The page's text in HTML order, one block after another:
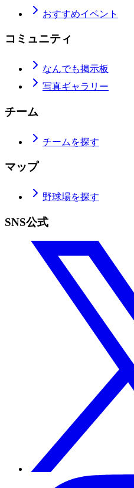
おすすめイベント
コミュニティ
なんでも掲示板
写真ギャラリー
チーム
チームを探す
マップ
野球場を探す
SNS公式